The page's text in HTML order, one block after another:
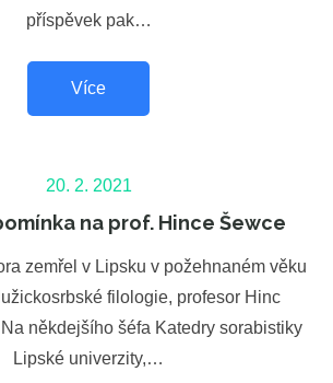
příspěvek pak…
Více
Posted
on
20. 2. 2021
na prof. Hince Šewce
zemřel v Lipsku v požehnaném věku
filologie, profesor Hinc
někdejšího šéfa Katedry sorabistiky
Lipské univerzity,…